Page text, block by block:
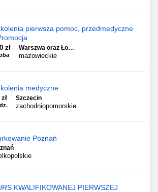
pierwsza pomoc, przedmedyczne
zł Warszwa oraz Ło…
mazowieckie
medyczne
Szczecin
zachodniopomorskie
Poznań
KWALIFIKOWANEJ PIERWSZEJ